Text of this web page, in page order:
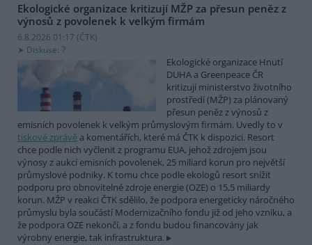
Ekologické organizace kritizují MŽP za přesun peněz z
výnosů z povolenek k velkým firmám
6.8.2026 01:17 (ČTK)
Diskuse: 7
Ekologické organizace Hnutí
DUHA a Greenpeace ČR
kritizují ministerstvo životního
prostředí (MŽP) za plánovaný
přesun peněz z výnosů z
emisních povolenek k velkým průmyslovým firmám. Uvedly to v
tiskové zprávě a komentářích, které má ČTK k dispozici. Resort
chce podle nich vyčlenit z programu EUA, jehož zdrojem jsou
výnosy z aukcí emisních povolenek, 25 miliard korun pro největší
průmyslové podniky. K tomu chce podle ekologů resort snížit
podporu pro obnovitelné zdroje energie (OZE) o 15,5 miliardy
korun. MŽP v reakci ČTK sdělilo, že podpora energeticky náročného
průmyslu byla součástí Modernizačního fondu již od jeho vzniku, a
že podpora OZE nekončí, a z fondu budou financovány jak
výrobny energie, tak infrastruktura.